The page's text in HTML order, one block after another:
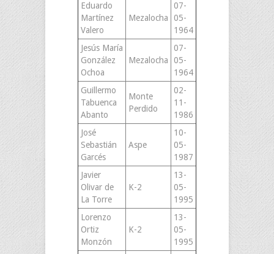
Eduardo
Martínez
Valero
Mezalocha
07-
05-
1964
Jesús María
González
Ochoa
Mezalocha
07-
05-
1964
Guillermo
Tabuenca
Abanto
Monte
Perdido
02-
11-
1986
José
Sebastián
Garcés
Aspe
10-
05-
1987
Javier
Olivar de
La Torre
K-2
13-
05-
1995
Lorenzo
Ortiz
Monzón
K-2
13-
05-
1995